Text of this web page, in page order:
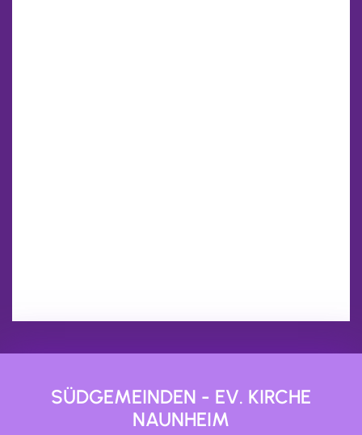
SÜDGEMEINDEN - EV. KIRCHE
NAUNHEIM